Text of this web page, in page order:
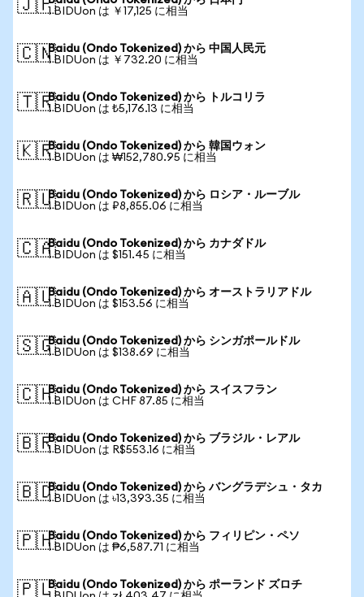
🇯🇵1 BIDUon は ￥17,125 に相当
🇨🇳Baidu (Ondo Tokenized) から 中国人民元
1 BIDUon は ￥732.20 に相当
🇹🇷Baidu (Ondo Tokenized) から トルコリラ
1 BIDUon は ₺5,176.13 に相当
🇰🇷Baidu (Ondo Tokenized) から 韓国ウォン
1 BIDUon は ₩152,780.95 に相当
🇷🇺Baidu (Ondo Tokenized) から ロシア・ルーブル
1 BIDUon は ₽8,855.06 に相当
🇨🇦Baidu (Ondo Tokenized) から カナダドル
1 BIDUon は $151.45 に相当
🇦🇺Baidu (Ondo Tokenized) から オーストラリアドル
1 BIDUon は $153.56 に相当
🇸🇬Baidu (Ondo Tokenized) から シンガポールドル
1 BIDUon は $138.69 に相当
🇨🇭Baidu (Ondo Tokenized) から スイスフラン
1 BIDUon は CHF 87.85 に相当
🇧🇷Baidu (Ondo Tokenized) から ブラジル・レアル
1 BIDUon は R$553.16 に相当
🇧🇩Baidu (Ondo Tokenized) から バングラデシュ・タカ
1 BIDUon は ৳13,393.35 に相当
🇵🇭Baidu (Ondo Tokenized) から フィリピン・ペソ
1 BIDUon は ₱6,587.71 に相当
🇵🇱Baidu (Ondo Tokenized) から ポーランド ズロチ